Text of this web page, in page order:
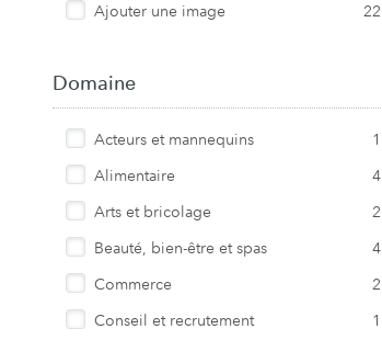
Ajouter une image 22
Domaine
Acteurs et mannequins
1
Alimentaire
4
Arts et bricolage
2
Beauté, bien-être et spas
4
Commerce
2
Conseil et recrutement
1